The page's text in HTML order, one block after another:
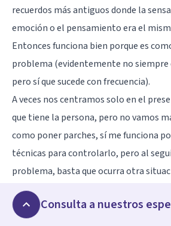
recuerdos más antiguos donde la
emoción o el pensamiento era el
Entonces funciona bien porque es
problema (evidentemente no siempre
pero sí que sucede con frecuencia).
A veces nos centramos solo en el
que tiene la persona, pero no vamos
como poner parches, sí me funciona
técnicas para controlarlo, pero al
problema, basta que ocurra otra
me supere para que esos parches
vuelvan de nuevo.
Consulta a nuestros